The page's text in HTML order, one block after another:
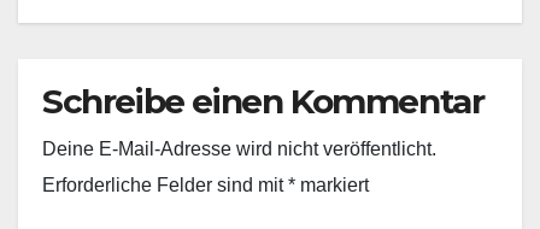
Schreibe einen Kommentar
Deine E-Mail-Adresse wird nicht veröffentlicht.
Erforderliche Felder sind mit* markiert